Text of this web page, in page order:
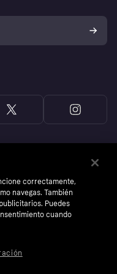
correctamente,
navegas. También
Puedes
cuando